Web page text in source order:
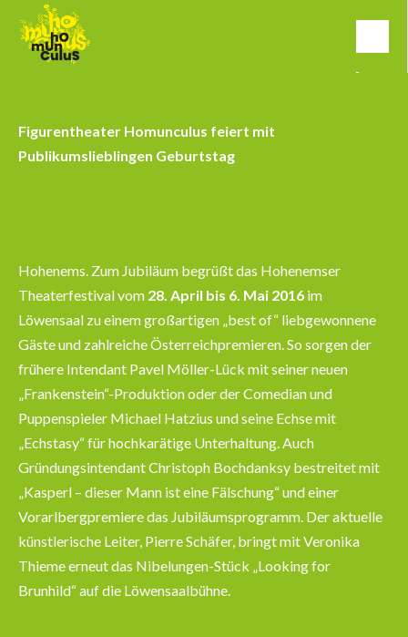
Figurentheater Homunculus feiert mit
Publikumslieblingen Geburtstag
Hohenems. Zum Jubiläum begrüßt das Hohenemser
Theaterfestival vom 28. April bis 6. Mai 2016 im
Löwensaal zu einem großartigen „best of“ liebgewonnene
Gäste und zahlreiche Österreichpremieren. So sorgen der
frühere Intendant Pavel Möller-Lück mit seiner neuen
„Frankenstein“-Produktion oder der Comedian und
Puppenspieler Michael Hatzius und seine Echse mit
„Echstasy“ für hochkarätige Unterhaltung. Auch
Gründungsintendant Christoph Bochdanksy bestreitet mit
„Kasperl – dieser Mann ist eine Fälschung“ und einer
Vorarlbergpremiere das Jubiläumsprogramm. Der aktuelle
künstlerische Leiter, Pierre Schäfer, bringt mit Veronika
Thieme erneut das Nibelungen-Stück „Looking for
Brunhild“ auf die Löwensaalbühne.